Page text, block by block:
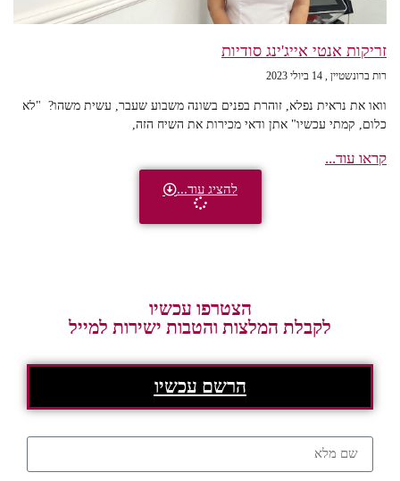
זריקות אנטי אייג'ינג סודיות
רות ברונשטיין 14 ביולי 2023
וואו את נראית נפלא, זוהרת בפנים בשונה משבוע שעבר, עשית משהו? "לא
כלום, קמתי עכשיו" אתן ודאי מכירות את השיח הזה,
קראו עוד...
להציג עוד...
הצטרפו עכשיו
לקבלת המלצות והטבות ישירות למייל
הרשם עכשיו